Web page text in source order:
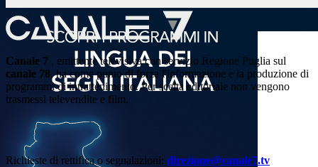
Canale 7 , emittente televisiva con servizio Regione Puglia sul
canale 78, ha come punto di forza l'informazione e la produzione di
programmi di intrattenimento. Per scelta editoriale non vengono
trasmessi televendite e film.
Richieste di rettifica o segnalazioni: direzione@canale7.tv